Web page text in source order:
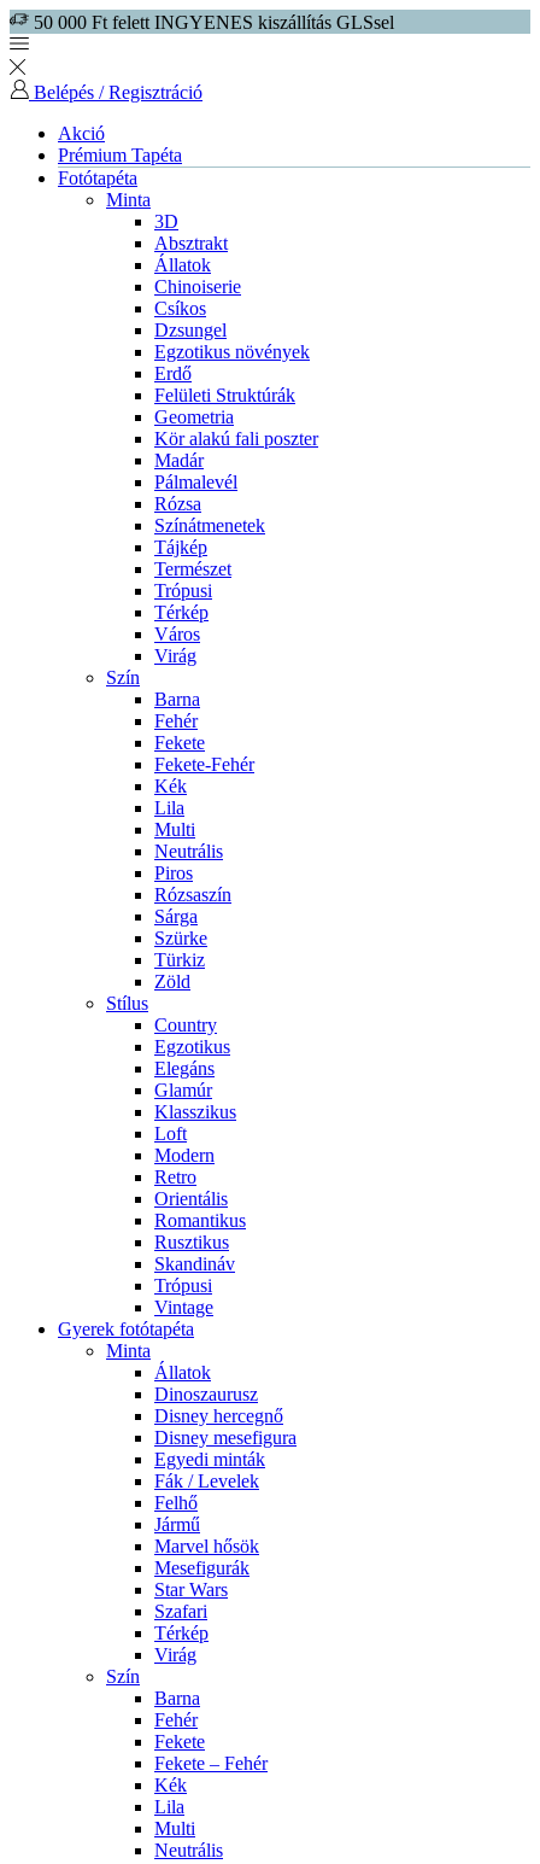
50 000 Ft felett INGYENES kiszállítás GLSsel
Belépés / Regisztráció
Akció
Prémium Tapéta
Fotótapéta
Minta
3D
Absztrakt
Állatok
Chinoiserie
Csíkos
Dzsungel
Egzotikus növények
Erdő
Felületi Struktúrák
Geometria
Kör alakú fali poszter
Madár
Pálmalevél
Rózsa
Színátmenetek
Tájkép
Természet
Trópusi
Térkép
Város
Virág
Szín
Barna
Fehér
Fekete
Fekete-Fehér
Kék
Lila
Multi
Neutrális
Piros
Rózsaszín
Sárga
Szürke
Türkiz
Zöld
Stílus
Country
Egzotikus
Elegáns
Glamúr
Klasszikus
Loft
Modern
Retro
Orientális
Romantikus
Rusztikus
Skandináv
Trópusi
Vintage
Gyerek fotótapéta
Minta
Állatok
Dinoszaurusz
Disney hercegnő
Disney mesefigura
Egyedi minták
Fák / Levelek
Felhő
Jármű
Marvel hősök
Mesefigurák
Star Wars
Szafari
Térkép
Virág
Szín
Barna
Fehér
Fekete
Fekete – Fehér
Kék
Lila
Multi
Neutrális